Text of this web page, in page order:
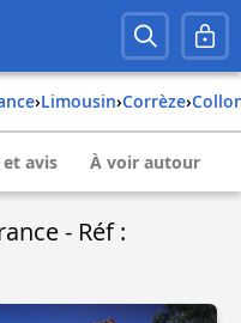
› limousin› corrèze›
avis À voir autour
- Réf :